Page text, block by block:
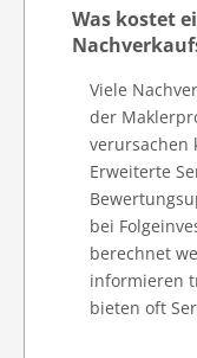
Was kostet
Viele
der
verursachen
Erweiterte
bei
berechnet
informieren
bieten oft